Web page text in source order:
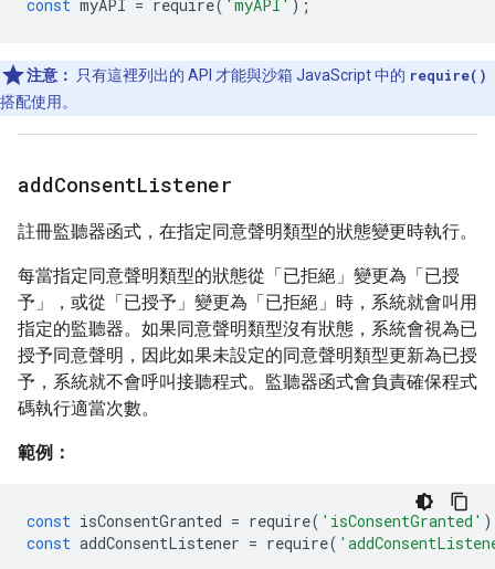
const myAPI = require( 'myAPI' );
注意： 只有這裡列出的 API 才能與沙箱 JavaScript 中的 require()
搭配使用。
addConsentListener
註冊監聽器函式，在指定同意聲明類型的狀態變更時執行。
每當指定同意聲明類型的狀態從「已拒絕」變更為「已授
予」，或從「已授予」變更為「已拒絕」時，系統就會叫用
指定的監聽器。如果同意聲明類型沒有狀態，系統會視為已
授予同意聲明，因此如果未設定的同意聲明類型更新為已授
予，系統就不會呼叫接聽程式。監聽器函式會負責確保程式
碼執行適當次數。
範例：
const isConsentGranted = require( 'isConsentGranted'
const addConsentListener = require(